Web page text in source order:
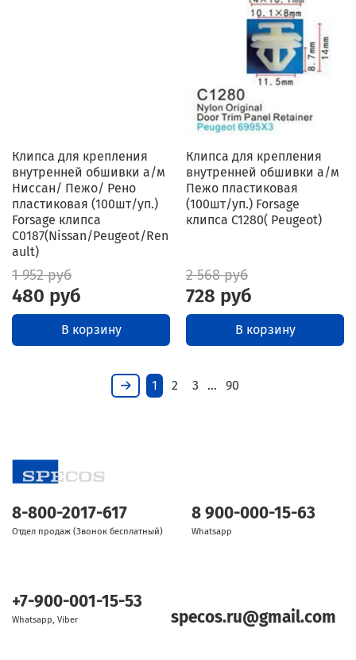
Клипса для крепления
внутренней обшивки а/м
Ниссан/ Пежо/ Рено
пластиковая (100шт/уп.)
Forsage клипса
C0187(Nissan/Peugeot/Ren
ault)
1 952 руб
480 руб
В корзину
Клипса для крепления
внутренней обшивки а/м
Пежо пластиковая
(100шт/уп.) Forsage
клипса C1280( Peugeot)
2 568 руб
728 руб
В корзину
1 2 3 … 90
8-800-2017-617
Отдел продаж (Звонок бесплатный)
8 900-000-15-63
Whatsapp
+7-900-001-15-53
Whatsapp, Viber specos.ru@gmail.com